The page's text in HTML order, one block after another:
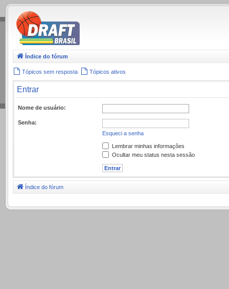
.
Índice do fórum
Tópicos sem resposta Tópicos ativos
Entrar
Nome de usuário:
Senha:
Esqueci a senha
Lembrar minhas informações
Ocultar meu status nesta sessão
Índice do fórum
.